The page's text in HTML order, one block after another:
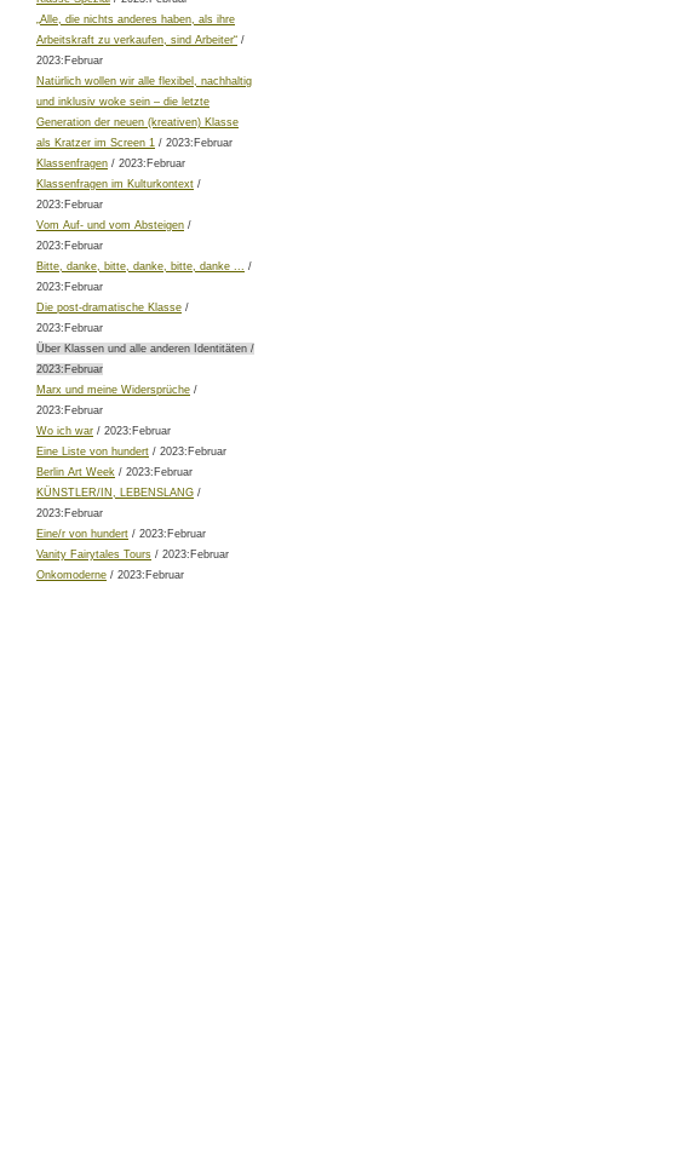
„Alle, die nichts anderes haben, als ihre
Arbeitskraft zu verkaufen, sind Arbeiter“ /
2023:Februar
Natürlich wollen wir alle flexibel, nachhaltig
und inklusiv woke sein – die letzte
Generation der neuen (kreativen) Klasse
als Kratzer im Screen 1 / 2023:Februar
Klassenfragen / 2023:Februar
Klassenfragen im Kulturkontext /
2023:Februar
Vom Auf- und vom Absteigen /
2023:Februar
Bitte, danke, bitte, danke, bitte, danke ... /
2023:Februar
Die post-dramatische Klasse /
2023:Februar
Über Klassen und alle anderen Identitäten /
2023:Februar
Marx und meine Widersprüche /
2023:Februar
Wo ich war / 2023:Februar
Eine Liste von hundert / 2023:Februar
Berlin Art Week / 2023:Februar
KÜNSTLER/IN, LEBENSLANG /
2023:Februar
Eine/r von hundert / 2023:Februar
Vanity Fairytales Tours / 2023:Februar
Onkomoderne / 2023:Februar